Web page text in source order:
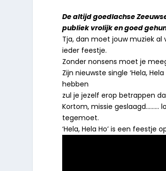
De altijd goedlachse
publiek vrolijk en goed
Tja, dan moet jouw muziek al
ieder feestje.
Zonder nonsens moet je
Zijn nieuwste single ‘Hela,
hebben
zul je jezelf erop betrappen
Kortom, missie geslaagd………
tegemoet.
‘Hela, Hela Ho’ is een feestje